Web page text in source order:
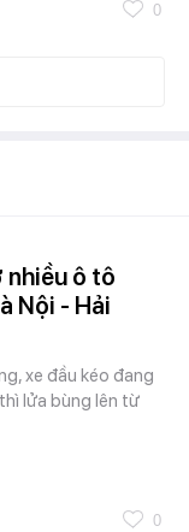
0
nhiều ô tô
Nội - Hải
xe đầu kéo đang
lửa bùng lên từ
0